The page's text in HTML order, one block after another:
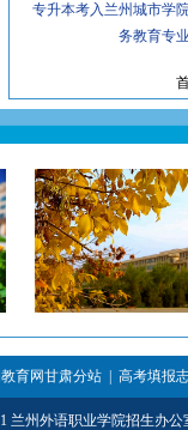
专升本考入兰州城市学
务教育专
育网甘肃分站 高考填报
兰州外语职业学院招生办